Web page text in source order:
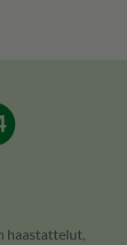
haastattelut,